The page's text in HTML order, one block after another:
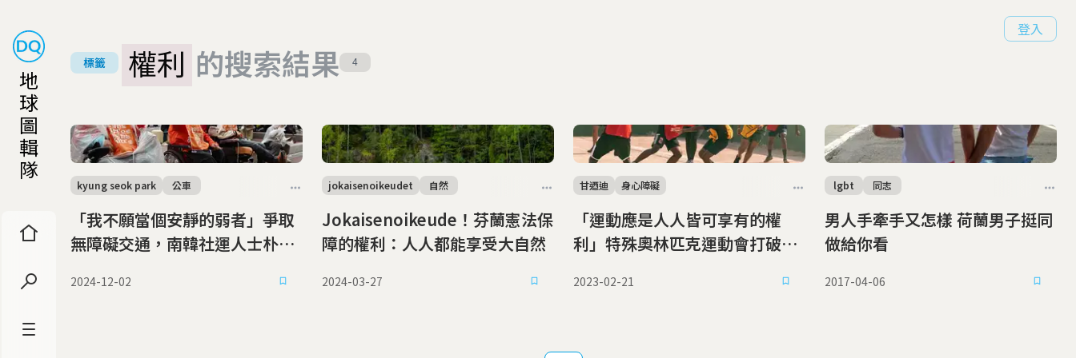
地
球
圖
輯
隊
登入
標籤 權利 的搜索結果 4
「我不願當個安靜的弱者」爭取
無障礙交通，南韓社運人士朴景
kyung seok park 公車
2024-12-02
Jokaisenoikeude！芬蘭憲法保
障的權利：人人都能享受大自然
jokaisenoikeudet 自然
2024-03-27
「運動應是人人皆可享有的權
利」特殊奧林匹克運動會打破社
甘迺迪 身心障礙
2023-02-21
男人手牽手又怎樣 荷蘭男子挺同
做給你看
lgbt 同志
2017-04-06